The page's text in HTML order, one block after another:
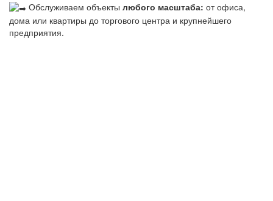
Обслуживаем объекты любого масштаба: от офиса,
дома или квартиры до торгового центра и крупнейшего
предприятия.